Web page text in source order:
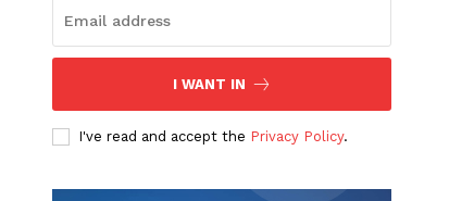
I WANT IN
I've read and accept the Privacy Policy.